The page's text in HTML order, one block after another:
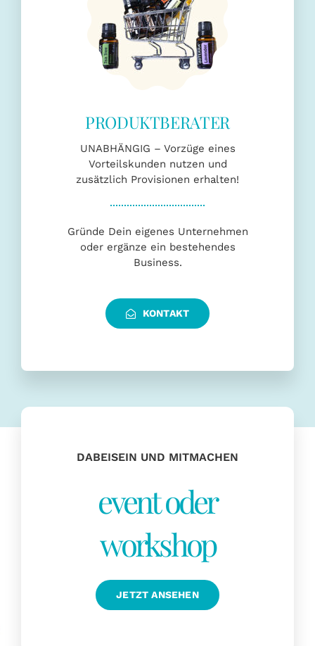
PRODUKTBERATER
UNABHÄNGIG – Vorzüge eines
Vorteilskunden nutzen und
zusätzlich Provisionen erhalten!
Gründe Dein eigenes Unternehmen
oder ergänze ein bestehendes
Business.
KONTAKT
DABEISEIN UND MITMACHEN
event oder
workshop
JETZT ANSEHEN